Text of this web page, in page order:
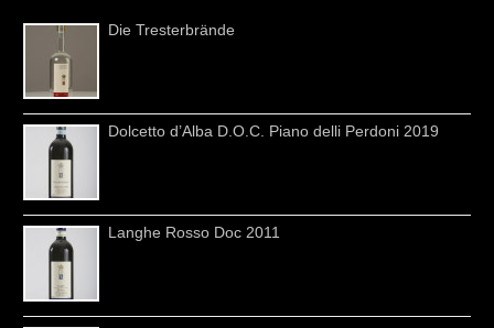
Die Tresterbrände
Dolcetto d’Alba D.O.C. Piano delli Perdoni 2019
Langhe Rosso Doc 2011